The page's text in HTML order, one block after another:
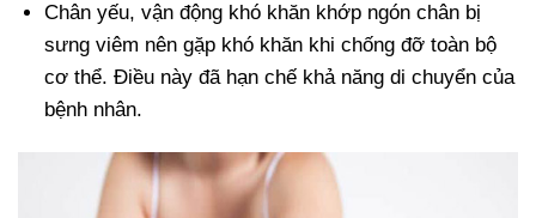
Chân yếu, vận động khó khăn khớp ngón chân bị
sưng viêm nên gặp khó khăn khi chống đỡ toàn bộ
cơ thể. Điều này đã hạn chế khả năng di chuyển của
bệnh nhân.